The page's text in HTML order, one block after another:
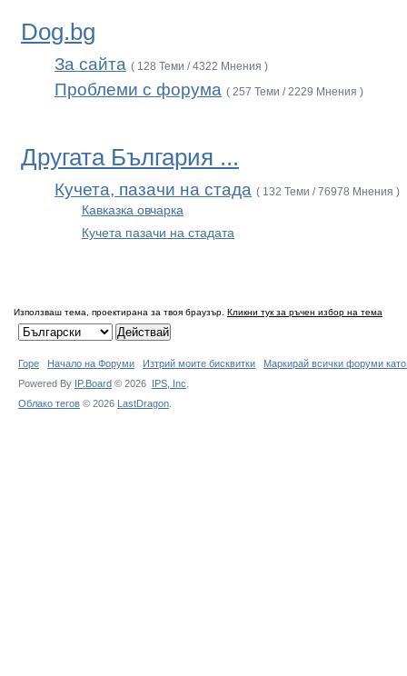
Dog.bg
За сайта ( 128 Теми / 4322 Мнения )
Проблеми с форума ( 257 Теми / 2229 Мнения )
Другата България ...
Кучета, пазачи на стада ( 132 Теми / 76978 Мнения )
Кавказка овчарка
Кучета пазачи на стадата
Използваш тема, проектирана за твоя браузър. Кликни тук за ръчен избор на тема
Горе Начало на Форуми Изтрий моите бисквитки
Маркирай всички форуми
Powered By IP.Board © 2026 IPS, Inc
Облако тегов © 2026 LastDragon